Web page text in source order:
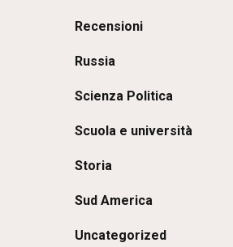
Recensioni
Russia
Scienza Politica
Scuola e università
Storia
Sud America
Uncategorized